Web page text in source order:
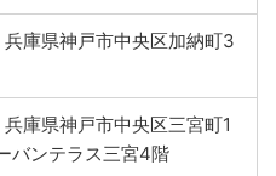
庫県神戸市中央区加納町3
庫県神戸市中央区三宮町1
バンテラス三宮4階